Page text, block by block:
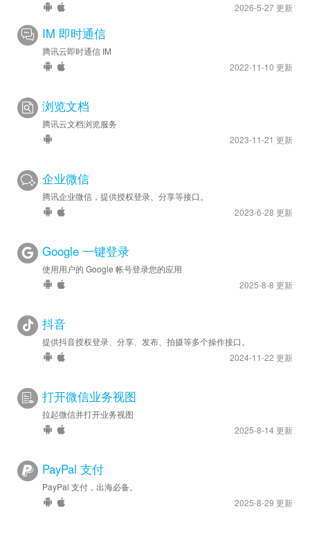
2026-5-27 更新
IM 即时通信
腾讯云即时通信 IM
2022-11-10 更新
浏览文档
腾讯云文档浏览服务
2023-11-21 更新
企业微信
腾讯企业微信，提供授权登录、分享等接口。
2023-6-28 更新
Google 一键登录
使用用户的 Google 帐号登录您的应用
2025-8-8 更新
抖音
提供抖音授权登录、分享、发布、拍摄等多个操作接口。
2024-11-22 更新
打开微信业务视图
拉起微信并打开业务视图
2025-8-14 更新
PayPal 支付
PayPal 支付，出海必备。
2025-8-29 更新